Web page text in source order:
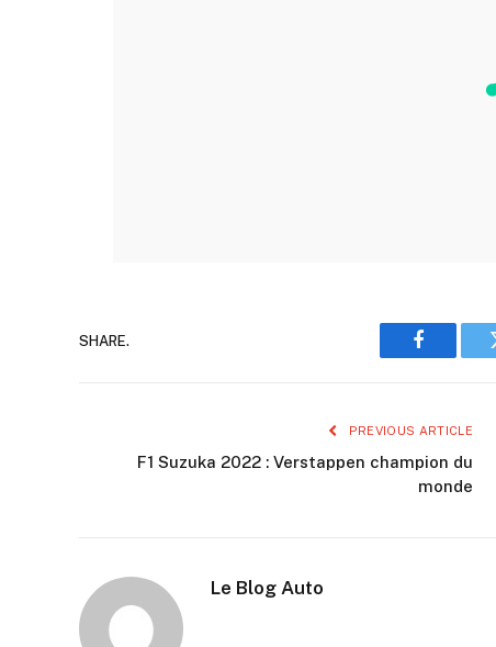
SHARE.
Facebook
PREVIOUS ARTICLE
F1 Suzuka 2022 : Verstappen champion du
monde
Le Blog Auto